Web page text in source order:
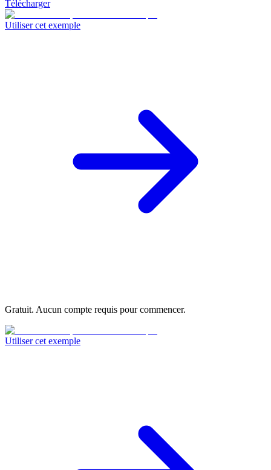
Télécharger
Utiliser cet exemple
Gratuit. Aucun compte requis pour commencer.
Utiliser cet exemple